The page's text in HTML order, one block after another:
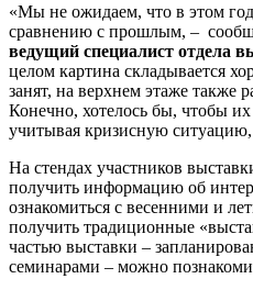
«Мы не ожидаем, что в этом
сравнению с прошлым, –
ведущий специалист отдела
целом картина складывается
занят, на верхнем этаже также
Конечно, хотелось бы, чтобы
учитывая кризисную ситуацию,
На стендах участников
получить информацию об
ознакомиться с весенними и
получить традиционные
частью выставки –
семинарами – можно